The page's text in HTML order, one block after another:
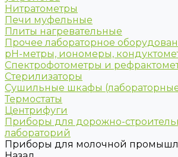
Нитратометры
Печи муфельные
Плиты нагревательные
Прочее лабораторное
рН-метры, иономеры,
Спектрофотометры и
Стерилизаторы
Сушильные шкафы
Термостаты
Центрифуги
Приборы для дорожно-
лабораторий
Приборы для молочной